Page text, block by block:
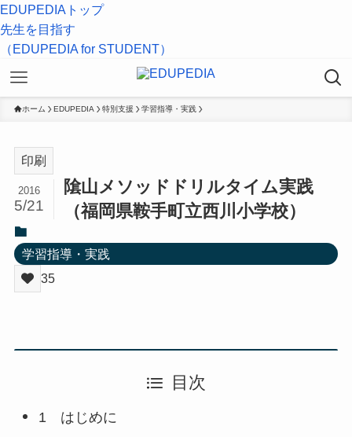
EDUPEDIAトップ
先生を目指す
（EDUPEDIA for STUDENT）
ホーム EDUPEDIA 特別支援 学習指導・実践
印刷
隂山メソッドドリルタイム実践
（福岡県鞍手町立西川小学校）
2016
5/21
学習指導・実践
35
目次
1 はじめに